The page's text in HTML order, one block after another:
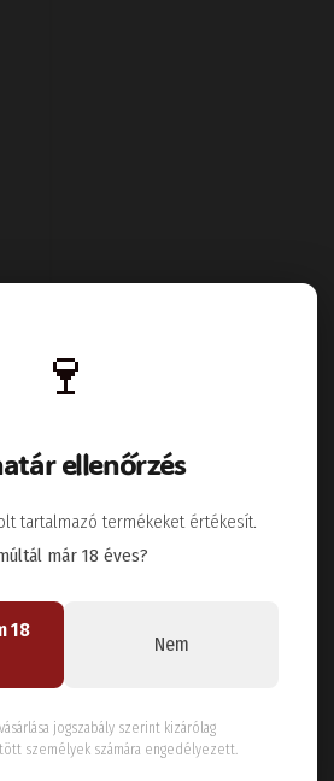
🍷
ellenőrzés
tartalmazó termékeket értékesít.
már 18 éves?
18
Nem
jogszabály szerint kizárólag
személyek számára engedélyezett.